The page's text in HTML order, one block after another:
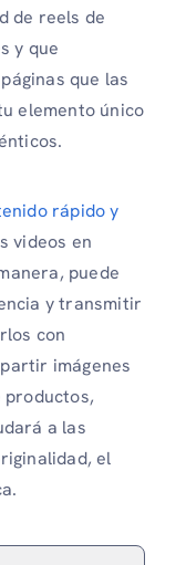
de reels de
y que
que las
elemento único
rápido y
videos en
puede
y transmitir
con
imágenes
productos,
a las
el